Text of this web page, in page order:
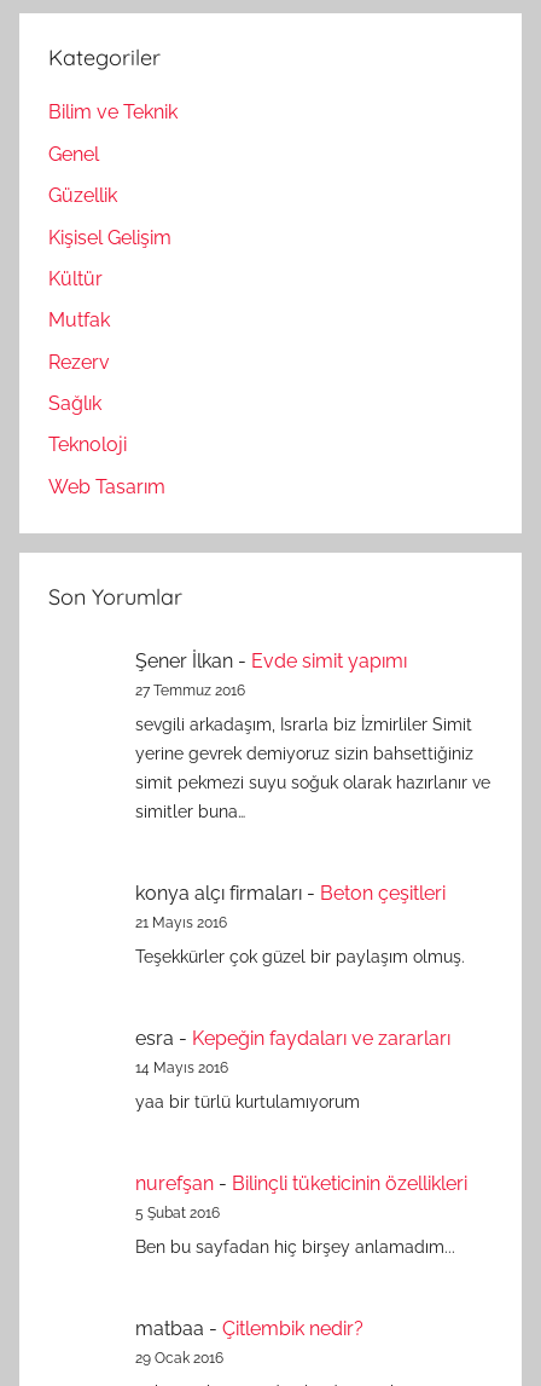
Kategoriler
Bilim ve Teknik
Genel
Güzellik
Kişisel Gelişim
Kültür
Mutfak
Rezerv
Sağlık
Teknoloji
Web Tasarım
Son Yorumlar
Şener İlkan - Evde simit yapımı
27 Temmuz 2016
sevgili arkadaşım, Israrla biz İzmirliler Simit
yerine gevrek demiyoruz sizin bahsettiğiniz
simit pekmezi suyu soğuk olarak hazırlanır ve
simitler buna…
konya alçı firmaları - Beton çeşitleri
21 Mayıs 2016
Teşekkürler çok güzel bir paylaşım olmuş.
esra - Kepeğin faydaları ve zararları
14 Mayıs 2016
yaa bir türlü kurtulamıyorum
nurefşan - Bilinçli tüketicinin özellikleri
5 Şubat 2016
Ben bu sayfadan hiç birşey anlamadım...
matbaa - Çitlembik nedir?
29 Ocak 2016